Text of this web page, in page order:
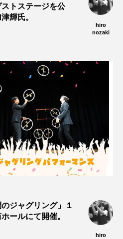
トステージを公
輝氏。
hiro
nozaki
ジャグリング」１
ールにて開催。
hiro